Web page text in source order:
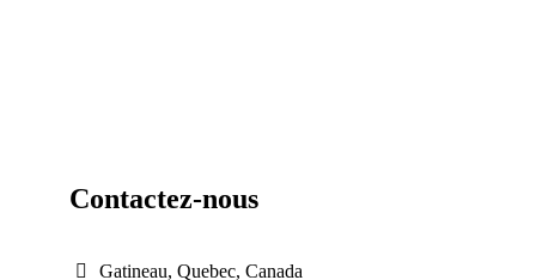
Contactez-nous
Gatineau, Quebec, Canada